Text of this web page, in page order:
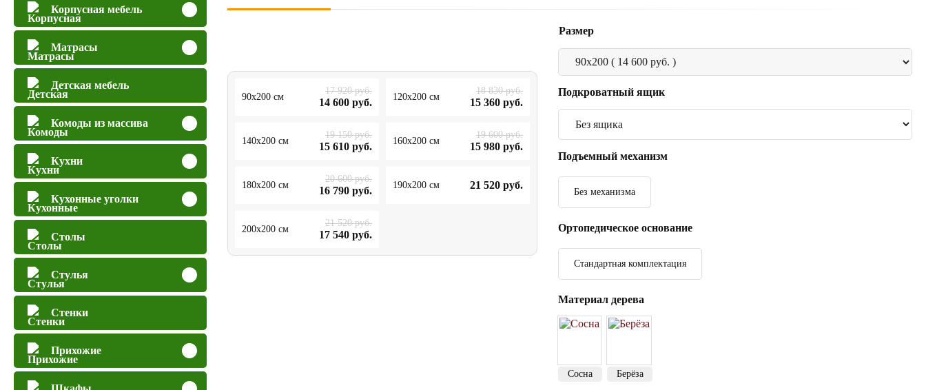
Корпусная мебель
Матрасы
Детская мебель
Комоды из массива
Кухни
Кухонные уголки
Столы
Стулья
Стенки
Прихожие
90x200 см
17 920руб.
14 600 руб. 120x200 см
18 830руб.
15 360 руб.
140x200 см
19 150руб.
15 610 руб. 160x200 см
19 600руб.
15 980 руб.
180x200 см
20 600руб.
16 790 руб. 190x200 см 21 520 руб.
200x200 см
21 520руб.
17 540 руб.
Размер
Подкроватный ящик
Подъемный механизм
Без механизма
Ортопедическое основание
Стандартная комплектация
Материал дерева
Сосна Берёза